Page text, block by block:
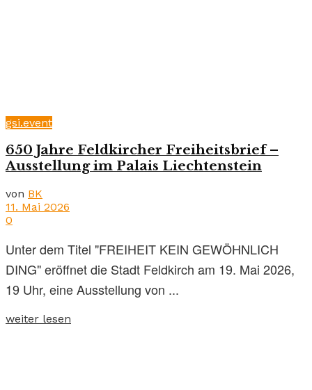
gsi.event
650 Jahre Feldkircher Freiheitsbrief –
Ausstellung im Palais Liechtenstein
von BK
11. Mai 2026
0
Unter dem Titel "FREIHEIT KEIN GEWÖHNLICH
DING" eröffnet die Stadt Feldkirch am 19. Mai 2026,
19 Uhr, eine Ausstellung von ...
weiter lesen